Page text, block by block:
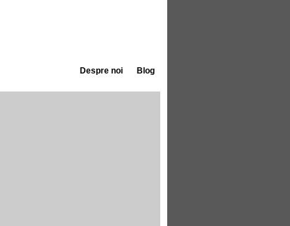
Blog
Despre noi